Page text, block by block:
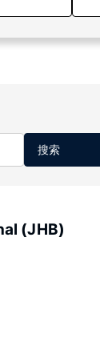
搜索
(JHB)